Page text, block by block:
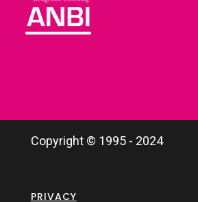
Copyright © 1995 - 2024
PRIVACY